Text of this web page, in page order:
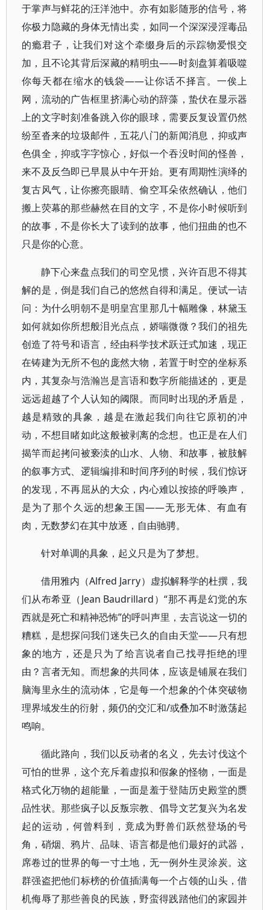
于掌声与鲜花的汪洋池中。亦有如影随形的信号，将
你极力隐藏的身体无情出卖，如同一个深深浸淫毒品
的瘾君子，让我们对这个牵缀身后的示踪物爱恨交
加，且不论其背后深藏的精明虫——时刻盘算着吸噬
你每天都在缩水的钱袋——让你话不择言。一俟上
网，流动的广告框里挤满心动的辞藻，蛰伏在显示器
上的文字时刻准备跳入你的眼球，需要反复设置仍然
纷至沓来的垃圾邮件，五花八门的新闻消息，抑或声
色俱全，抑或字字惊心，好似一个吞没时间的怪兽，
来不及反刍即已早晨从中午开始。更有周期性演绎的
复古风气，让你擦亮眼睛、偷空耳朵依然确认，他们
搬上荧幕的那些赫然在目的文字，不是你小时候听到
的故事，不是你长大了读到的故事，他们扭曲的也不
只是你的心意。
静下心来盘点我们的司空见惯，兴许百思不得其
解的是，倒是我们自己的悠然自得和满足。便试一诘
问：为什么明朝不是明皇宫里那几十幅雕像，林黛玉
如何就如你所想般泪光点点，娇喘微微？我们的祖先
创造了符号和语言，经由科学技术跃迁式加速，现正
在铸建为无所不包的庞然大物，若置于时空的坐标系
内，其复杂与浩瀚岂是言语和数字所能描述的，更是
远远超越了个人认知的阈限。而同时出现的矛盾是，
越是精致的具象，越是在激起我们向往它原初的冲
动，不想目睹如此这般被剥离的念想。也正是在人们
揭竿而起拷问被亵渎的山水、人物、和故事，被肢解
的叙事方式、逻辑编排和时间序列的时候，我们惊讶
的发现，不再屈从的大众，内心难以按捺的呼唤声，
是为了那个久远的想象王国——无形无体、有血有
肉，无数梦幻在其中放逐，自由驰骋。
针对单调的具象，起义只是为了梦想。
借用雅内（Alfred Jarry）虚拟解释学的杜撰，我
们从布希亚（Jean Baudrillard）“那不再是幻觉的东
西就是死亡和精神恐怖”的呼叫声里，去言说这一切的
糟糕，是想探问我们迷失已久的自由天堂——只有想
象的地方，还是只为了给言说者自己找寻拒绝的理
由？言者无知。而想象的共同体，应该是铺展在我们
脑海里永生的流动体，它是每一个想象的个体突破物
理界域发生的衍射，频仍的交汇和/或叠加不时激荡起
鸣响。
循此路向，我们以反动者的名义，先去讨伐这个
可怕的世界，这个充斥着虚拟和假象的怪物，一面是
格式化万物的超能量，一面是羞于登陆历史殿堂的赝
品性状。那些疯子以反叛宗教、倡导文艺复兴为名发
起的运动，何曾料到，竟成为野兽们跃然登场的号
角，硝烟、鸦片、品味、语言都是他们最好的武器，
席卷过的世界的每一寸土地，无一例外生灵涂炭。这
群强盗把他们标榜的价值插满每一个占领的山头，借
机侮辱了那些善良的民族，野蛮得践踏他们的家园并